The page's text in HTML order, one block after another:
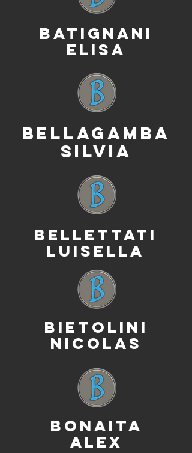
BATIGNANI
ELISA
BELLAGAMBA
SILVIA
BELLETTATI
LUISELLA
BIETOLINI
NICOLAS
BONAITA
ALEX